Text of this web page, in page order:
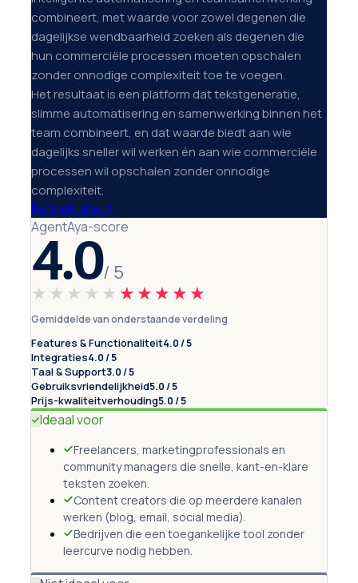
combineert, met waarde voor zowel degenen die
dagelijkse wendbaarheid zoeken als degenen die
hun commerciële processen moeten opschalen
zonder onnodige complexiteit toe te voegen.
Het resultaat is een platform dat tekstgeneratie,
slimme automatisering en samenwerking binnen het
team combineert, en dat waarde biedt aan wie
dagelijks sneller wil werken én aan wie commerciële
processen wil opschalen zonder onnodige
complexiteit.
Bezoek site ↗
AgentAya-score
4.0/ 5
★★★★★ ★★★★★
Gemiddelde van onderstaande verdeling
Features & Functionaliteit4.0 / 5
Integraties4.0 / 5
Taal & Support3.0 / 5
Gebruiksvriendelijkheid5.0 / 5
Prijs-kwaliteitverhouding5.0 / 5
Ideaal voor
Freelancers, marketingprofessionals en
community managers die snelle, kant-en-klare
teksten zoeken.
Content creators die op meerdere kanalen
werken (blog, email, social media).
Bedrijven die een toegankelijke tool zonder
leercurve nodig hebben.